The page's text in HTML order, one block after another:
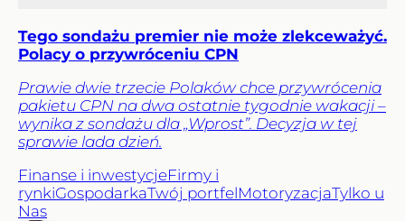
Tego sondażu premier nie może zlekceważyć.
Polacy o przywróceniu CPN
Prawie dwie trzecie Polaków chce przywrócenia
pakietu CPN na dwa ostatnie tygodnie wakacji –
wynika z sondażu dla „Wprost”. Decyzja w tej
sprawie lada dzień.
Finanse i inwestycjeFirmy i
rynkiGospodarkaTwój portfelMotoryzacjaTylko u
Nas